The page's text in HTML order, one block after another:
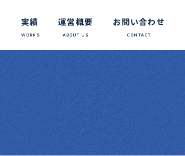
実績 運営概要 お問い合わせ